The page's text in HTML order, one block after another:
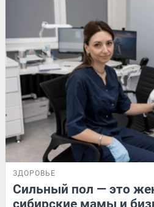
ЗДОРОВЬЕ
Сильный пол — это